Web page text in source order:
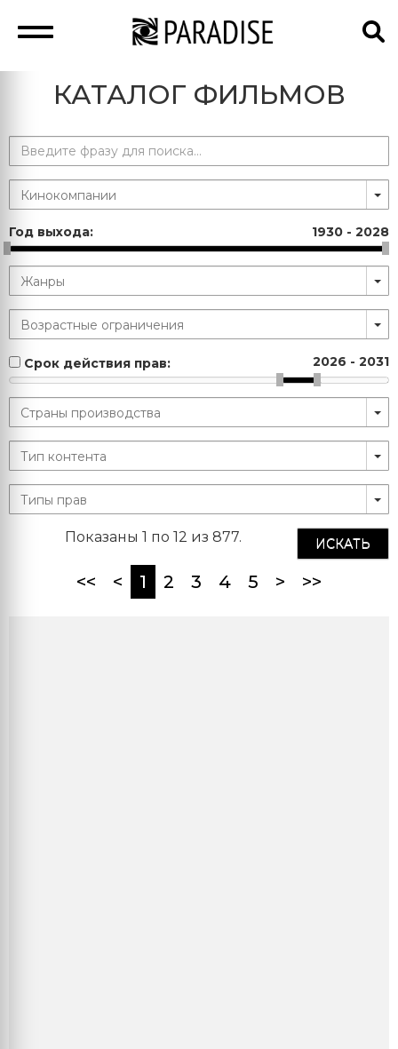
КАТАЛОГ ФИЛЬМОВ
Год выхода: 1930 - 2028
Срок действия прав: 2026 - 2031
ИСКАТЬ
Показаны 1 по 12 из 877.
<< < 1 (current)
2 3 4 5 > >>